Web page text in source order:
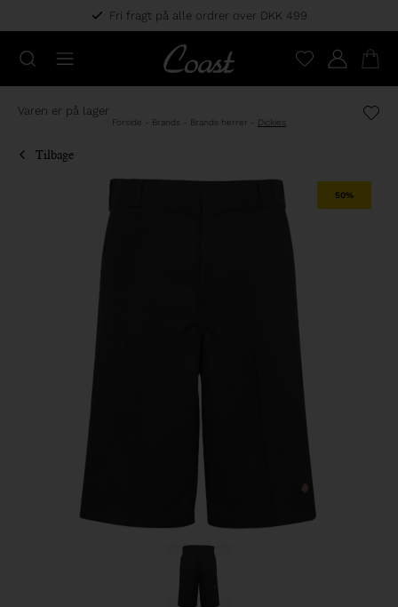
Fri fragt på alle ordrer over DKK 499
Varen er på lager
Forside - Brands - Brands herrer - Dickies
Tilbage
50%